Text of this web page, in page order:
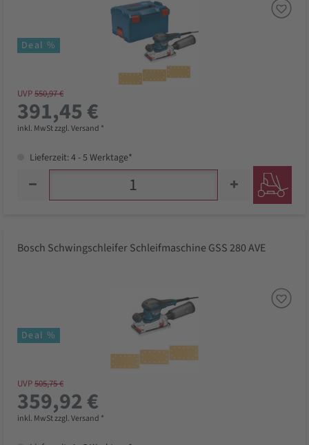
Deal %
UVP550,97 €
391,45 €
inkl. MwSt zzgl. Versand *
Lieferzeit: 4 - 5 Werktage*
Bosch Schwingschleifer Schleifmaschine GSS 280 AVE
Deal %
UVP505,75 €
359,92 €
inkl. MwSt zzgl. Versand *